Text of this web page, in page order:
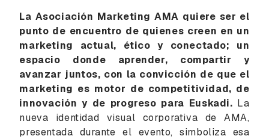
La Asociación Marketing AMA quiere ser el
punto de encuentro de quienes creen en un
marketing actual, ético y conectado; un
espacio donde aprender, compartir y
avanzar juntos, con la convicción de que el
marketing es motor de competitividad, de
innovación y de progreso para Euskadi. La
nueva identidad visual corporativa de AMA,
presentada durante el evento, simboliza esa